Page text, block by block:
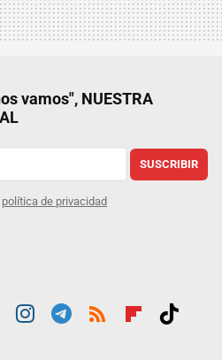
vamos", NUESTRA
SUSCRIBIR
política de privacidad